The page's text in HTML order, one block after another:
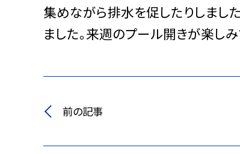
集めながら排水を促したりしまし
ました。来週のプール開きが楽しみ
前の記事